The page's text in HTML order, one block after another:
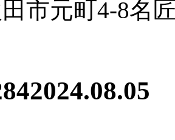
市元町4-8名
2024.08.05